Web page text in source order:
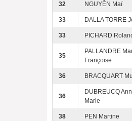
32 NGUYÊN Maï
33 DALLA TORRE
33 PICHARD
35
PALLANDRE
Françoise
36 BRACQUART
36
DUBREUCQ
Marie
38 PEN Martine